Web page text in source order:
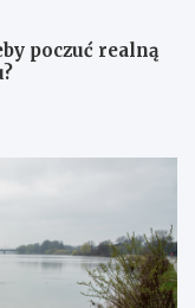
poczuć realną